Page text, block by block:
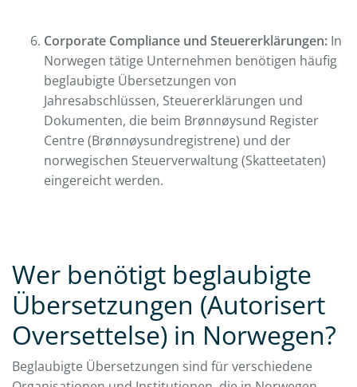
Corporate Compliance und Steuererklärungen: In
Norwegen tätige Unternehmen benötigen häufig
beglaubigte Übersetzungen von
Jahresabschlüssen, Steuererklärungen und
Dokumenten, die beim Brønnøysund Register
Centre (Brønnøysundregistrene) und der
norwegischen Steuerverwaltung (Skatteetaten)
eingereicht werden.
Wer benötigt beglaubigte
Übersetzungen (Autorisert
Oversettelse) in Norwegen?
Beglaubigte Übersetzungen sind für verschiedene